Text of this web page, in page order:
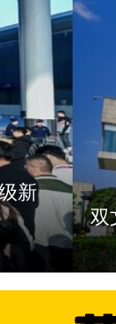
当山君澜